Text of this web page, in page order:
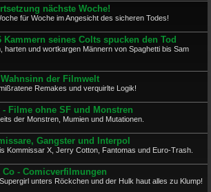
nächste Woche!
für Woche im Angesicht des sicheren Todes!
Kammern seines Colts spucken den Tod
harten und wortkargen Männern von Spaghetti bis Sam
der Filmwelt
Remakes und verquirlte Logik!
- Filme ohne SF und Monstren
der Monstren, Mumien und Mutationen.
Gangster und Interpol
Kommissar X, Jerry Cotton, Fantomas und Euro-Trash.
Co - Comicverfilmungen
unters Röckchen und der Hulk haut alles zu Klump!